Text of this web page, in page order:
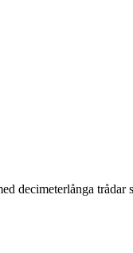
decimeterlånga trådar